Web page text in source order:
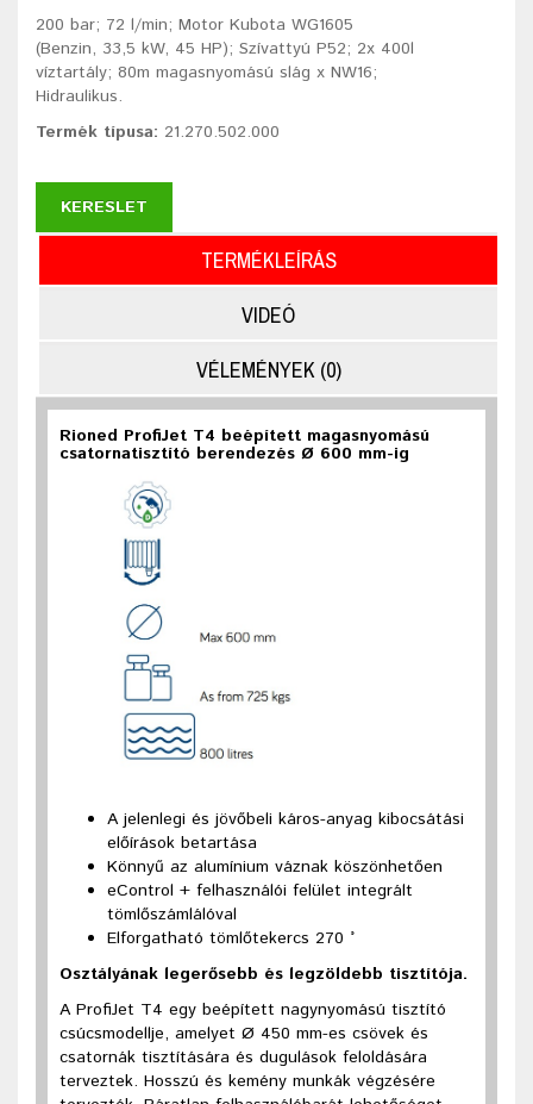
200 bar; 72 l/min; Motor Kubota WG1605
(Benzin, 33,5 kW, 45 HP); Szívattyú P52; 2x 400l
víztartály; 80m magasnyomású slág x NW16;
Hidraulikus.
Termék típusa: 21.270.502.000
KERESLET
TERMÉKLEÍRÁS
VIDEÓ
VÉLEMÉNYEK (0)
Rioned ProfiJet T4 beépített magasnyomású
csatornatisztító berendezés Ø 600 mm-ig
A jelenlegi és jövőbeli káros-anyag kibocsátási
előírások betartása
Könnyű az alumínium váznak köszönhetően
eControl + felhasználói felület integrált
tömlőszámlálóval
Elforgatható tömlőtekercs 270 °
Osztályának legerősebb és legzöldebb tisztítója.
A ProfiJet T4 egy beépített nagynyomású tisztító
csúcsmodellje, amelyet Ø 450 mm-es csövek és
csatornák tisztítására és dugulások feloldására
terveztek. Hosszú és kemény munkák végzésére